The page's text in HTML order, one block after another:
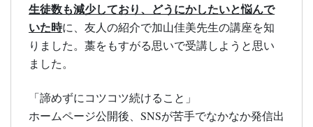
生徒数も減少しており、どうにかしたいと悩んで
いた時に、友人の紹介で加山佳美先生の講座を知
りました。藁をもすがる思いで受講しようと思い
ました。
「諦めずにコツコツ続けること」
ホームページ公開後、SNSが苦手でなかなか発信出